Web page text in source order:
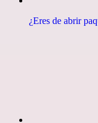
¿Eres de abrir